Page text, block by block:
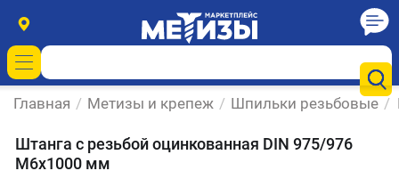
Главная / Метизы и крепеж / Шпильки резьбовые /
Штанга с резьбой оцинкованная DIN 975/976
М6х1000 мм